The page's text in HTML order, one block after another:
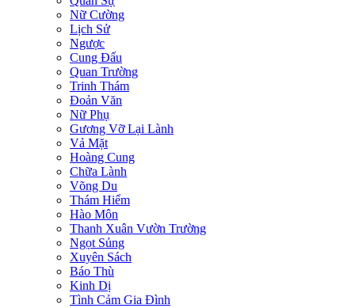
Nữ Cường
Lịch Sử
Ngược
Cung Đấu
Quan Trường
Trinh Thám
Đoản Văn
Nữ Phụ
Gương Vỡ Lại Lành
Vả Mặt
Hoàng Cung
Chữa Lành
Võng Du
Thám Hiểm
Hào Môn
Thanh Xuân Vườn Trường
Ngọt Sủng
Xuyên Sách
Báo Thù
Kinh Dị
Tình Cảm Gia Đình